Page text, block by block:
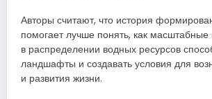
Авторы считают, что история
помогает лучше понять, как
в распределении водных ресурсов
ландшафты и создавать условия для
и развития жизни.